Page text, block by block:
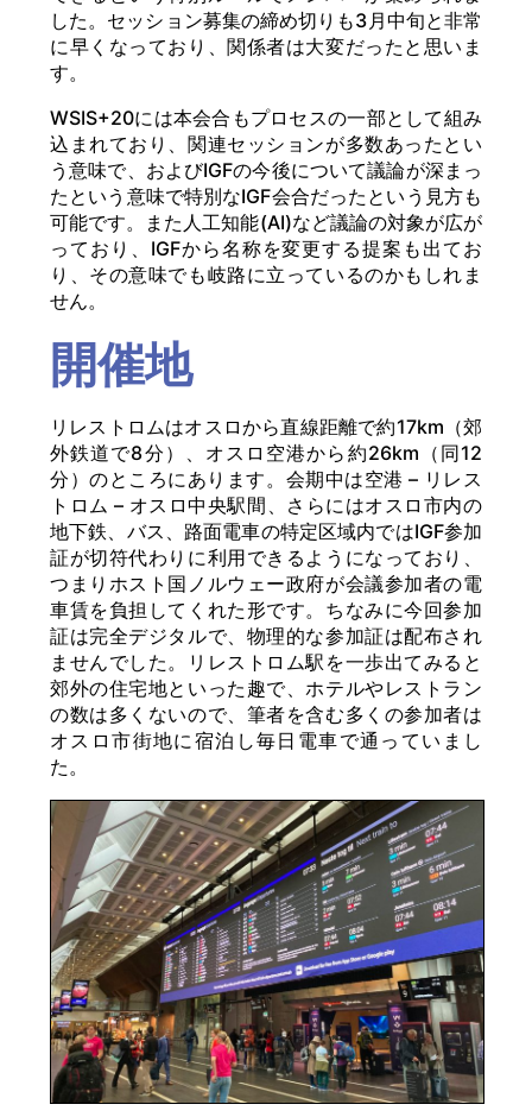
した。セッション募集の締め切りも3月中旬と非常
に早くなっており、関係者は大変だったと思いま
す。
WSIS+20には本会合もプロセスの一部として組み
込まれており、関連セッションが多数あったとい
う意味で、およびIGFの今後について議論が深まっ
たという意味で特別なIGF会合だったという見方も
可能です。また人工知能(AI)など議論の対象が広が
っており、IGFから名称を変更する提案も出てお
り、その意味でも岐路に立っているのかもしれま
せん。
開催地
リレストロムはオスロから直線距離で約17km（郊
外鉄道で8分）、オスロ空港から約26km（同12
分）のところにあります。会期中は空港 – リレス
トロム – オスロ中央駅間、さらにはオスロ市内の
地下鉄、バス、路面電車の特定区域内ではIGF参加
証が切符代わりに利用できるようになっており、
つまりホスト国ノルウェー政府が会議参加者の電
車賃を負担してくれた形です。ちなみに今回参加
証は完全デジタルで、物理的な参加証は配布され
ませんでした。リレストロム駅を一歩出てみると
郊外の住宅地といった趣で、ホテルやレストラン
の数は多くないので、筆者を含む多くの参加者は
オスロ市街地に宿泊し毎日電車で通っていまし
た。